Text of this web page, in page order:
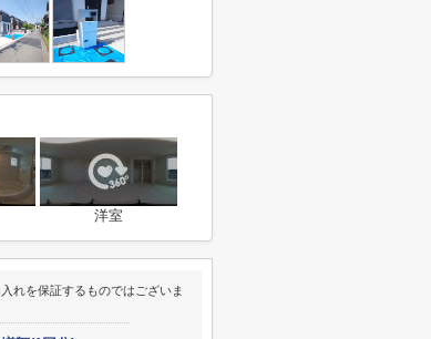
洋室
れを保証するものではございま